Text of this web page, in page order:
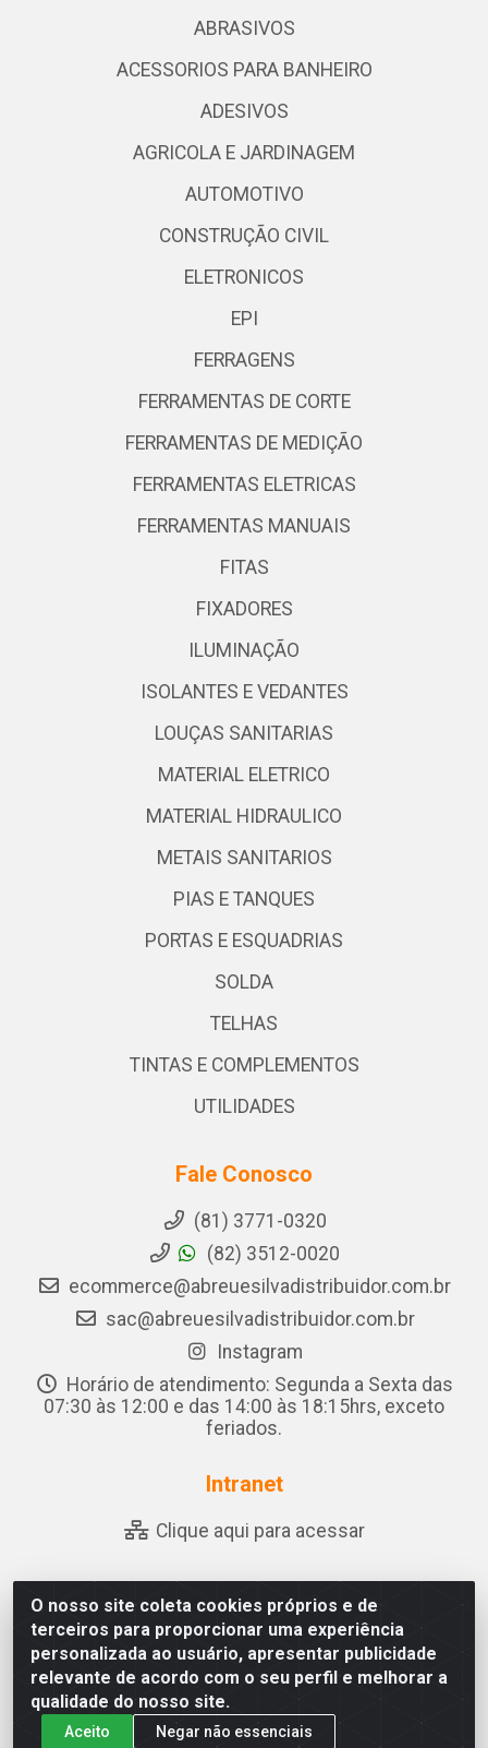
O nosso site coleta cookies próprios e de
terceiros para proporcionar uma experiência
personalizada ao usuário, apresentar publicidade
relevante de acordo com o seu perfil e melhorar a
qualidade do nosso site.
Aceito Negar não essenciais
ABRASIVOS
ACESSORIOS PARA BANHEIRO
ADESIVOS
AGRICOLA E JARDINAGEM
AUTOMOTIVO
CONSTRUÇÃO CIVIL
ELETRONICOS
EPI
FERRAGENS
FERRAMENTAS DE CORTE
FERRAMENTAS DE MEDIÇÃO
FERRAMENTAS ELETRICAS
FERRAMENTAS MANUAIS
FITAS
FIXADORES
ILUMINAÇÃO
ISOLANTES E VEDANTES
LOUÇAS SANITARIAS
MATERIAL ELETRICO
MATERIAL HIDRAULICO
METAIS SANITARIOS
PIAS E TANQUES
PORTAS E ESQUADRIAS
SOLDA
TELHAS
TINTAS E COMPLEMENTOS
UTILIDADES
Fale Conosco
(81) 3771-0320
(82) 3512-0020
ecommerce@abreuesilvadistribuidor.com.br
sac@abreuesilvadistribuidor.com.br
Instagram
Horário de atendimento: Segunda a Sexta das
07:30 às 12:00 e das 14:00 às 18:15hrs, exceto
feriados.
Intranet
Clique aqui para acessar
Abreu & Silva - Rua Padre Jose de Souza Leite, 265 - Ariado,
Olho D'Água das Flores/AL - CEP 57.442-000 - CNPJ
04.790.656/0001-06